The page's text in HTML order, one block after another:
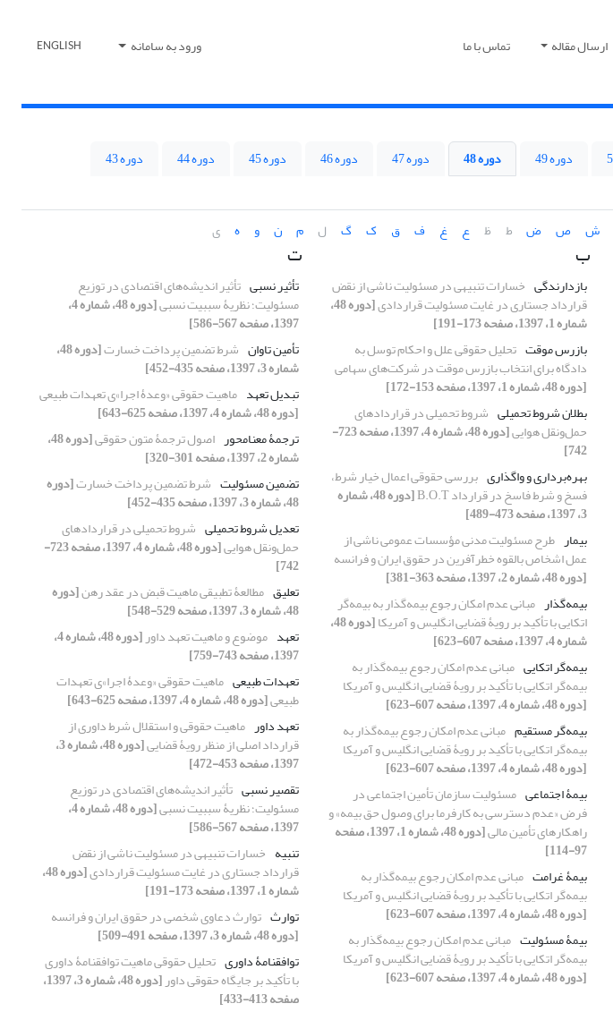
ارسال مقاله تماس با ما ورود به سامانه ENGLISH
دوره 49 دوره 48 دوره 47 دوره 46 دوره 45 دوره 44
دوره 43
ش ص ض ط ظ ع غ ف ق ک گ ل م ن و ه ی
ب
بازدارندگی خسارات تنبیهی در مسئولیت ناشی از نقض
قرارداد جستاری در غایت مسئولیت قراردادی [دوره 48،
شماره 1، 1397، صفحه 173-191]
بازرس موقت تحلیل حقوقی علل و احکام توسل به
دادگاه برای انتخاب بازرس موقت در شرکت‌های سهامی
[دوره 48، شماره 1، 1397، صفحه 153-172]
بطلان شروط تحمیلی شروط تحمیلی در قراردادهای
حمل‌ونقل هوایی [دوره 48، شماره 4، 1397، صفحه 723-
742]
بهره‌برداری و واگذاری بررسی حقوقی اعمال خیار شرط،
فسخ و شرط فاسخ در قرارداد B.O.T [دوره 48، شماره
3، 1397، صفحه 473-489]
بیمار طرح مسئولیت مدنی مؤسسات عمومی ناشی از
عمل اشخاص بالقوه خطرآفرین در حقوق ایران و فرانسه
[دوره 48، شماره 2، 1397، صفحه 363-381]
بیمه‌گذار مبانی عدم امکان رجوع بیمه‌گذار به بیمه‌گر
اتکایی با تأکید بر رویۀ قضایی انگلیس و آمریکا [دوره 48،
شماره 4، 1397، صفحه 607-623]
بیمه‌گر اتکایی مبانی عدم امکان رجوع بیمه‌گذار به
بیمه‌گر اتکایی با تأکید بر رویۀ قضایی انگلیس و آمریکا
[دوره 48، شماره 4، 1397، صفحه 607-623]
بیمه‌گر مستقیم مبانی عدم امکان رجوع بیمه‌گذار به
بیمه‌گر اتکایی با تأکید بر رویۀ قضایی انگلیس و آمریکا
[دوره 48، شماره 4، 1397، صفحه 607-623]
بیمۀ اجتماعی مسئولیت سازمان تأمین اجتماعی در
فرض «عدم دسترسی به کارفرما برای وصول حق بیمه» و
راهکارهای تأمین مالی [دوره 48، شماره 1، 1397، صفحه
97-114]
بیمۀ غرامت مبانی عدم امکان رجوع بیمه‌گذار به
بیمه‌گر اتکایی با تأکید بر رویۀ قضایی انگلیس و آمریکا
[دوره 48، شماره 4، 1397، صفحه 607-623]
بیمۀ مسئولیت مبانی عدم امکان رجوع بیمه‌گذار به
بیمه‌گر اتکایی با تأکید بر رویۀ قضایی انگلیس و آمریکا
[دوره 48، شماره 4، 1397، صفحه 607-623]
ت
تأثیر نسبی تأثیر اندیشه‌های اقتصادی در توزیع
مسئولیت؛ نظریۀ سببیت نسبی [دوره 48، شماره 4،
1397، صفحه 567-586]
تأمین تاوان شرط تضمین پرداخت خسارت [دوره 48،
شماره 3، 1397، صفحه 435-452]
تبدیل تعهد ماهیت حقوقی «وعدۀ اجرا»ی تعهدات طبیعی
[دوره 48، شماره 4، 1397، صفحه 625-643]
ترجمۀ معنامحور اصول ترجمۀ متون حقوقی [دوره 48،
شماره 2، 1397، صفحه 301-320]
تضمین مسئولیت شرط تضمین پرداخت خسارت[دوره
48، شماره 3، 1397، صفحه 435-452]
تعدیل شروط تحمیلی شروط تحمیلی در قراردادهای
حمل‌ونقل هوایی [دوره 48، شماره 4، 1397، صفحه 723-
742]
تعلیق مطالعۀ تطبیقی ماهیت قبض در عقد رهن[دوره
48، شماره 3، 1397، صفحه 529-548]
تعهد موضوع و ماهیت تعهد داور [دوره 48، شماره 4،
1397، صفحه 743-759]
تعهدات طبیعی ماهیت حقوقی «وعدۀ اجرا»ی تعهدات
طبیعی[دوره 48، شماره 4، 1397، صفحه 625-643]
تعهد داور ماهیت حقوقی و استقلال شرط داوری از
قرارداد اصلی از منظر رویۀ قضایی [دوره 48، شماره 3،
1397، صفحه 453-472]
تقصیر نسبی تأثیر اندیشه‌های اقتصادی در توزیع
مسئولیت؛ نظریۀ سببیت نسبی [دوره 48، شماره 4،
1397، صفحه 567-586]
تنبیه خسارات تنبیهی در مسئولیت ناشی از نقض
قرارداد جستاری در غایت مسئولیت قراردادی [دوره 48،
شماره 1، 1397، صفحه 173-191]
توارث توارث دعاوی شخصی در حقوق ایران و فرانسه
[دوره 48، شماره 3، 1397، صفحه 491-509]
توافقنامۀ داوری تحلیل حقوقی ماهیت توافقنامۀ داوری
با تأکید بر جایگاه حقوقی داور [دوره 48، شماره 3، 1397،
صفحه 413-433]